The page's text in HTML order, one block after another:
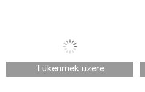
Tükenmek üzere